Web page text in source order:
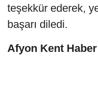
teşekkür ederek,
başarı diledi.
Afyon Kent